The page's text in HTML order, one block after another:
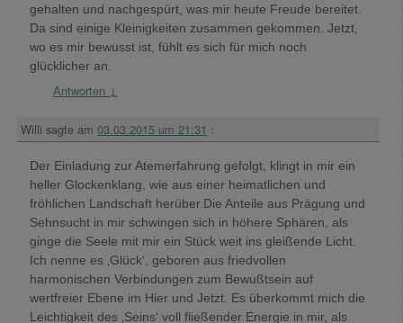
gehalten und nachgespürt, was mir heute Freude bereitet.
Da sind einige Kleinigkeiten zusammen gekommen. Jetzt,
wo es mir bewusst ist, fühlt es sich für mich noch
glücklicher an.
Antworten ↓
Willi sagte am 03.03.2015 um 21:31 :
Der Einladung zur Atemerfahrung gefolgt, klingt in mir ein
heller Glockenklang, wie aus einer heimatlichen und
fröhlichen Landschaft herüber.Die Anteile aus Prägung und
Sehnsucht in mir schwingen sich in höhere Sphären, als
ginge die Seele mit mir ein Stück weit ins gleißende Licht.
Ich nenne es ‚Glück‘, geboren aus friedvollen
harmonischen Verbindungen zum Bewußtsein auf
wertfreier Ebene im Hier und Jetzt. Es überkommt mich die
Leichtigkeit des ‚Seins‘ voll fließender Energie in mir, als